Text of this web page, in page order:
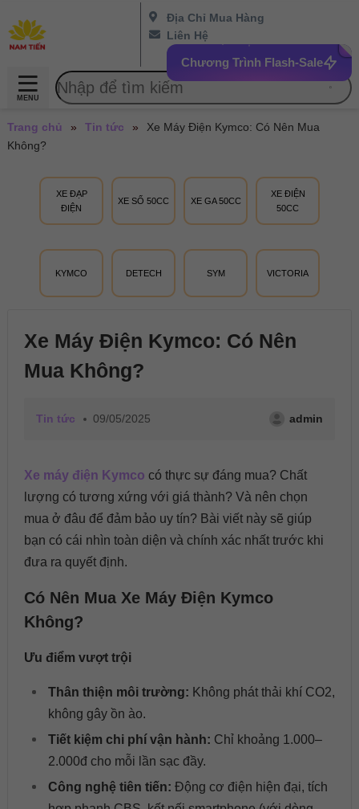
Địa Chỉ Mua Hàng
Liên Hệ
Chương Trình Flash-Sale
MENU
XE ĐẠP
ĐIỆN
XE SỐ 50CC XE GA 50CC
XE ĐIỆN
50CC
KYMCO DETECH SYM VICTORIA
Trang chủ » Tin tức »
Xe Máy Điện Kymco: Có Nên Mua
Không?
Xe Máy Điện Kymco: Có Nên
Mua Không?
Tin tức 09/05/2025 admin
Xe máy điện Kymco có thực sự đáng mua? Chất
lượng có tương xứng với giá thành? Và nên chọn
mua ở đâu để đảm bảo uy tín? Bài viết này sẽ giúp
bạn có cái nhìn toàn diện và chính xác nhất trước khi
đưa ra quyết định.
Có Nên Mua Xe Máy Điện Kymco
Không?
Ưu điểm vượt trội
Thân thiện môi trường: Không phát thải khí CO2,
không gây ồn ào.
Tiết kiệm chi phí vận hành: Chỉ khoảng 1.000–
2.000đ cho mỗi lần sạc đầy.
Công nghệ tiên tiến: Động cơ điện hiện đại, tích